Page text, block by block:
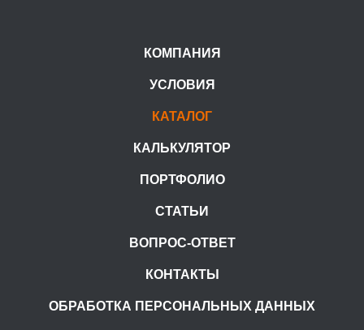
КОМПАНИЯ
УСЛОВИЯ
КАТАЛОГ
КАЛЬКУЛЯТОР
ПОРТФОЛИО
СТАТЬИ
ВОПРОС-ОТВЕТ
КОНТАКТЫ
ОБРАБОТКА ПЕРСОНАЛЬНЫХ ДАННЫХ